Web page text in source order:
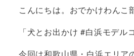
こんにちは。おでかけわんこ
「犬とお出かけ #白浜モデル